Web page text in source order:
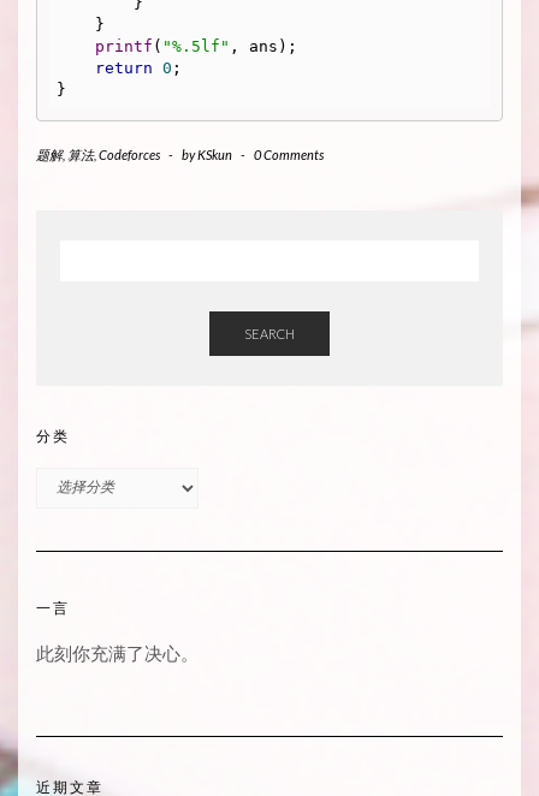
printf ( "%.5lf" , ans);
return 0 ;
题解, 算法, Codeforces - byKSkun - 0 Comments
SEARCH
分类
一言
此刻你充满了决心。
近期文章